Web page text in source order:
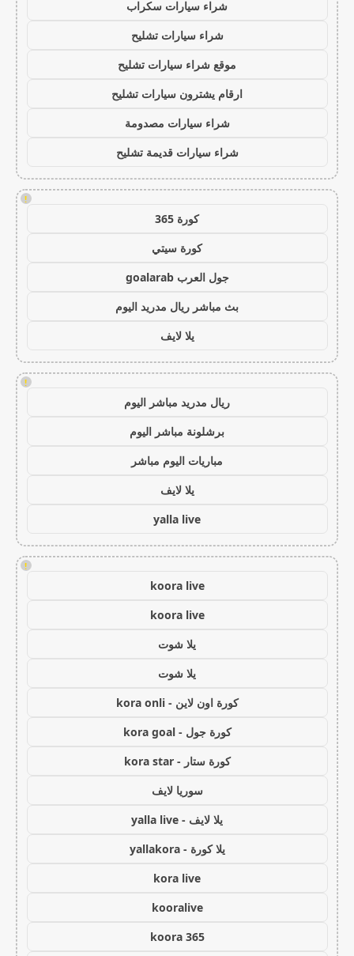
شراء سيارات سكراب
شراء سيارات تشليح
موقع شراء سيارات تشليح
ارقام يشترون سيارات تشليح
شراء سيارات مصدومة
شراء سيارات قديمة تشليح
!
كورة 365
كورة سيتي
جول العرب goalarab
بث مباشر ريال مدريد اليوم
يلا لايف
!
ريال مدريد مباشر اليوم
برشلونة مباشر اليوم
مباريات اليوم مباشر
يلا لايف
yalla live
!
koora live
koora live
يلا شوت
يلا شوت
كورة اون لاين - kora onli
كورة جول - kora goal
كورة ستار - kora star
سوريا لايف
يلا لايف - yalla live
يلا كورة - yallakora
kora live
kooralive
koora 365